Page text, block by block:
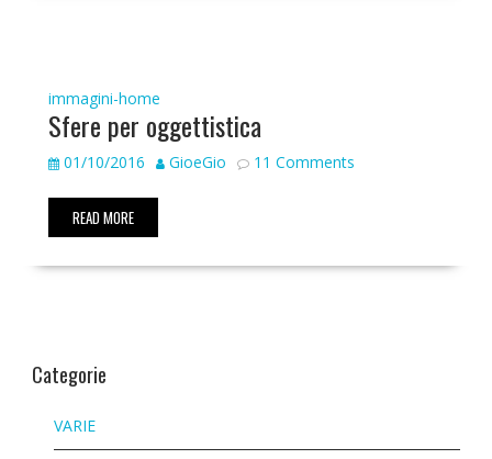
immagini-home
Sfere per oggettistica
01/10/2016 GioeGio 11 Comments
READ MORE
Categorie
VARIE